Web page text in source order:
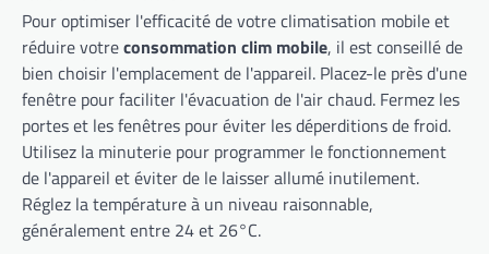
Pour optimiser l'efficacité de votre climatisation mobile et
réduire votreconsommation clim mobile, il est conseillé de
bien choisir l'emplacement de l'appareil. Placez-le près d'une
fenêtre pour faciliter l'évacuation de l'air chaud. Fermez les
portes et les fenêtres pour éviter les déperditions de froid.
Utilisez la minuterie pour programmer le fonctionnement
de l'appareil et éviter de le laisser allumé inutilement.
Réglez la température à un niveau raisonnable,
généralement entre 24 et 26°C.